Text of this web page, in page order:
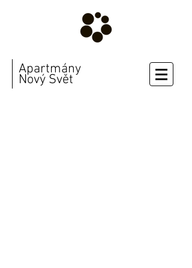
Apartmány
Nový Svět